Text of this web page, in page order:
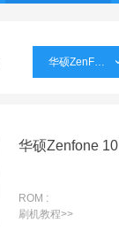
华硕ZenFone
华硕Zenfone 10
ROM :
刷机教程>>